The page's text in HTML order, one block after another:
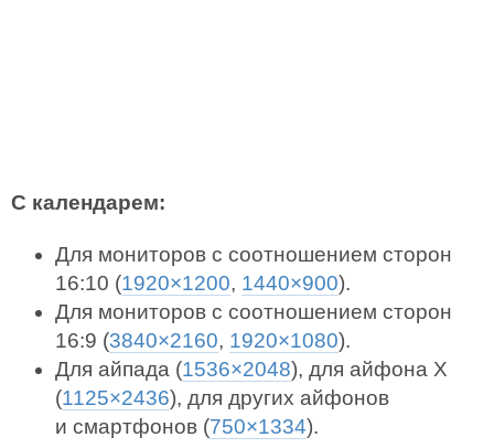
С календарем:
Для мониторов с соотношением сторон
16:10 (1920×1200, 1440×900).
Для мониторов с соотношением сторон
16:9 (3840×2160, 1920×1080).
Для айпада (1536×2048), для айфона X
(1125×2436), для других айфонов
и смартфонов (750×1334).